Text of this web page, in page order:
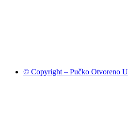
© Copyright – Pučko Otvoreno